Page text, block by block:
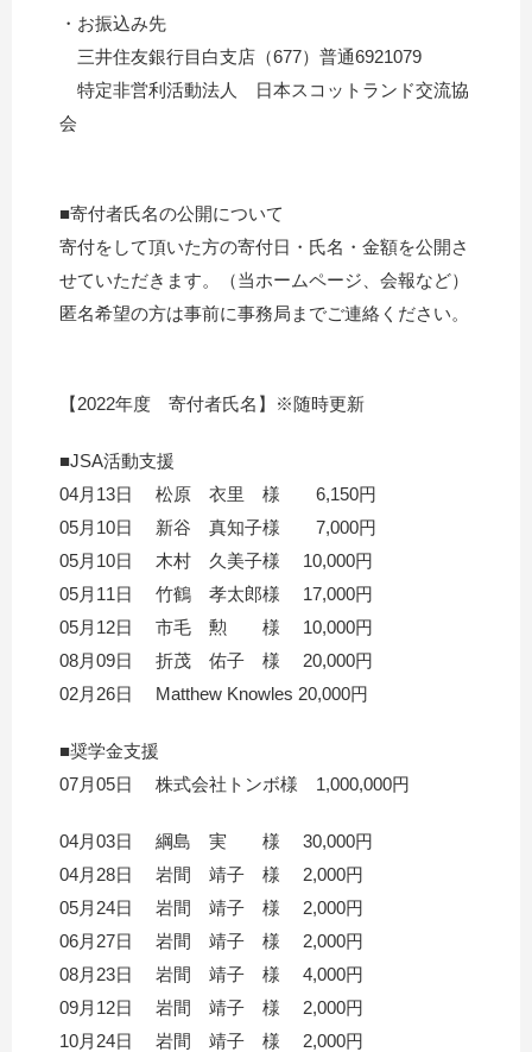
・お振込み先
三井住友銀行目白支店（677）普通6921079
特定非営利活動法人 日本スコットランド交流協
会
■寄付者氏名の公開について
寄付をして頂いた方の寄付日・氏名・金額を公開さ
せていただきます。（当ホームページ、会報など）
匿名希望の方は事前に事務局までご連絡ください。
【2022年度 寄付者氏名】※随時更新
■JSA活動支援
04月13日 松原 衣里 様 6,150円
05月10日 新谷 真知子様 7,000円
05月10日 木村 久美子様 10,000円
05月11日 竹鶴 孝太郎様 17,000円
05月12日 市毛 勲 様 10,000円
08月09日 折茂 佑子 様 20,000円
02月26日 Matthew Knowles 20,000円
■奨学金支援
07月05日 株式会社トンボ様 1,000,000円
04月03日 綱島 実 様 30,000円
04月28日 岩間 靖子 様 2,000円
05月24日 岩間 靖子 様 2,000円
06月27日 岩間 靖子 様 2,000円
08月23日 岩間 靖子 様 4,000円
09月12日 岩間 靖子 様 2,000円
10月24日 岩間 靖子 様 2,000円